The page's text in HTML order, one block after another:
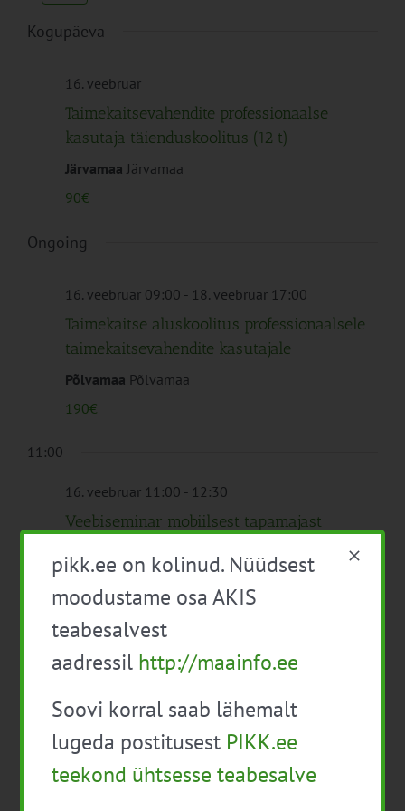
Kogupäeva
16. veebruar
Taimekaitsevahendite professionaalse
kasutaja täienduskoolitus (12 t)
Järvamaa Järvamaa
90€
Ongoing
16. veebruar 09:00 - 18. veebruar 17:00
Taimekaitse aluskoolitus professionaalsele
taimekaitsevahendite kasutajale
Põlvamaa Põlvamaa
190€
11:00
16. veebruar 11:00 - 12:30
Veebiseminar mobiilsest tapamajast
Veebis
Eelmine See nädal
Telli kalender
pikk.ee on kolinud. Nüüdsest
moodustame osa AKIS
teabesalvest
aadressil http://maainfo.ee
Soovi korral saab lähemalt
lugeda postitusest PIKK.ee
teekond ühtsesse teabesalve